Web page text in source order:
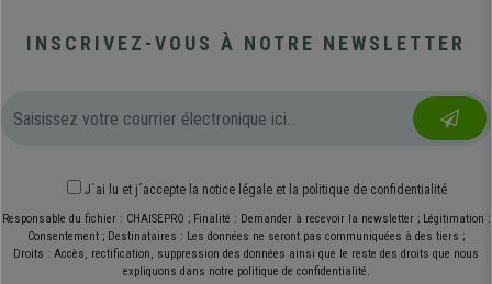
INSCRIVEZ-VOUS À NOTRE NEWSLETTER
J´ai lu et j´accepte la notice légale et la politique de confidentialité
Responsable du fichier : CHAISEPRO ; Finalité : Demander à recevoir la newsletter ; Légitimation :
Consentement ; Destinataires : Les données ne seront pas communiquées à des tiers ;
Droits : Accès, rectification, suppression des données ainsi que le reste des droits que nous
expliquons dans notre politique de confidentialité.